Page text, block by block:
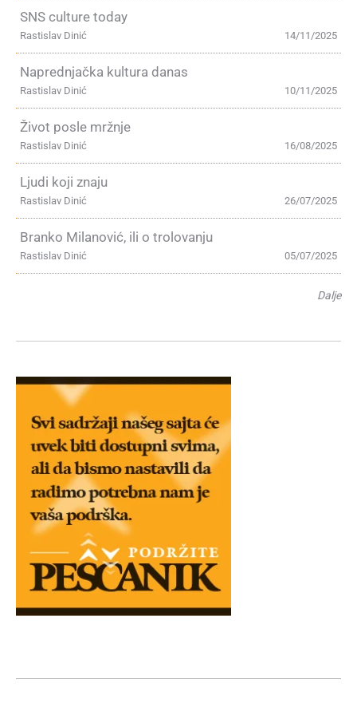
SNS culture today
14/11/2025
Rastislav Dinić
Naprednjačka kultura danas
10/11/2025
Rastislav Dinić
Život posle mržnje
16/08/2025
Rastislav Dinić
Ljudi koji znaju
26/07/2025
Rastislav Dinić
Branko Milanović, ili o trolovanju
05/07/2025
Rastislav Dinić
Dalje